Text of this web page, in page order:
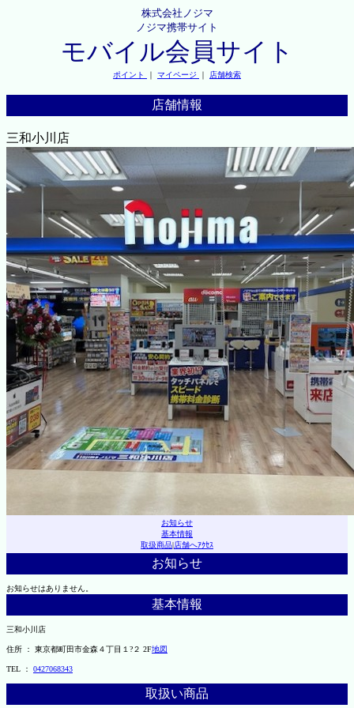
株式会社ノジマ
ノジマ携帯サイト
モバイル会員サイト
ポイント ｜ マイページ ｜ 店舗検索
店舗情報
三和小川店
お知らせ
基本情報
取扱商品|店舗へｱｸｾｽ
お知らせ
お知らせはありません。
基本情報
三和小川店
住所 ： 東京都町田市金森４丁目１?２ 2F地図
TEL ： 0427068343
取扱い商品